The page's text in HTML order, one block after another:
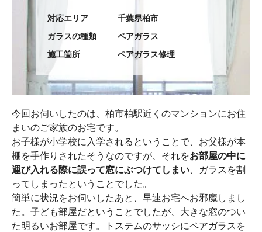
対応エリア 千葉県柏市
ガラスの種類
ペアガラス
施工箇所
ペアガラス修理
今回お伺いしたのは、柏市柏駅近くのマンションにお住
まいのご家族のお宅です。
お子様が小学校に入学されるということで、お父様が本
棚を手作りされたそうなのですが、それをお部屋の中に
運び入れる際に誤って窓にぶつけてしまい 、ガラスを割
ってしまったということでした。
簡単に状況をお伺いしたあと、早速お宅へお邪魔しまし
た。子ども部屋だということでしたが、大きな窓のつい
た明るいお部屋です。トステムのサッシにペアガラスを